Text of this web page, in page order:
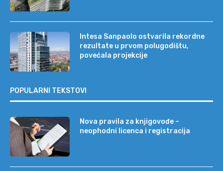
Intesa Sanpaolo ostvarila rekordne
rezultate u prvom polugodištu,
povećala projekcije
POPULARNI TEKSTOVI
Nova pravila za knjigovođe –
neophodni licenca i registracija